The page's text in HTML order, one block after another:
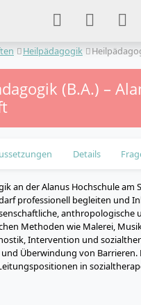
Heilpädagogik
(B.A.) –
Details
an der Alanus Hochschule
professionell begleiten und
anthropologische
Methoden wie Malerei,
Intervention und
Überwindung von Barrieren.
in